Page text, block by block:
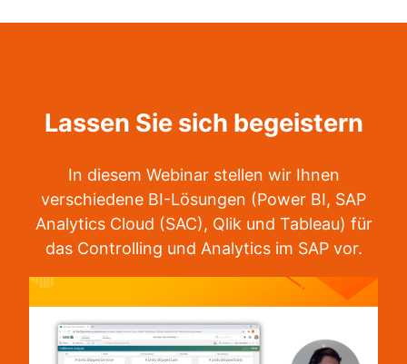
Lassen Sie sich begeistern
In diesem Webinar stellen wir Ihnen
verschiedene BI-Lösungen (Power BI, SAP
Analytics Cloud (SAC), Qlik und Tableau) für
das Controlling und Analytics im SAP vor.